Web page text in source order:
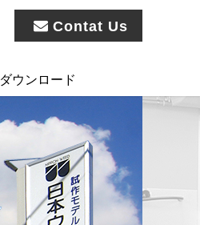
Contat Us
ダウンロード